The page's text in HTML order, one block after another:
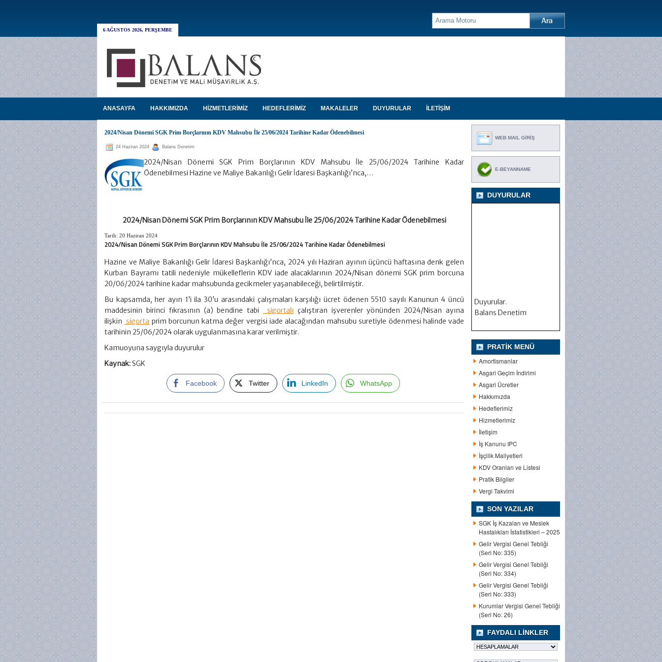
6 AĞUSTOS 2026, PERŞEMBE
ANASAYFA HAKKIMIZDA HİZMETLERİMİZ HEDEFLERİMİZ MAKALELER DUYURULAR İLETİŞİM
2024/Nisan Dönemi SGK Prim Borçlarının KDV Mahsubu İle 25/06/2024 Tarihine Kadar Ödenebilmesi
24 Haziran 2024 Balans Denetim
2024/Nisan Dönemi SGK Prim Borçlarının KDV Mahsubu İle 25/06/2024 Tarihine Kadar
Ödenebilmesi Hazine ve Maliye Bakanlığı Gelir İdaresi Başkanlığı’nca,…
2024/Nisan Dönemi SGK Prim Borçlarının KDV Mahsubu İle 25/06/2024 Tarihine Kadar Ödenebilmesi
Tarih: 20 Haziran 2024
2024/Nisan Dönemi SGK Prim Borçlarının KDV Mahsubu İle 25/06/2024 Tarihine Kadar Ödenebilmesi
Hazine ve Maliye Bakanlığı Gelir İdaresi Başkanlığı’nca, 2024 yılı Haziran ayının üçüncü haftasına denk gelen
Kurban Bayramı tatili nedeniyle mükelleflerin KDV iade alacaklarının 2024/Nisan dönemi SGK prim borcuna
20/06/2024 tarihine kadar mahsubunda gecikmeler yaşanabileceği, belirtilmiştir.
Bu kapsamda, her ayın 1’i ila 30’u arasındaki çalışmaları karşılığı ücret ödenen 5510 sayılı Kanunun 4 üncü
maddesinin birinci fıkrasının (a) bendine tabi
sigortalı çalıştıran işverenler yönünden 2024/Nisan ayına
ilişkin sigorta prim borcunun katma değer vergisi iade alacağından mahsubu suretiyle ödenmesi halinde vade
tarihinin 25/06/2024 olarak uygulanmasına karar verilmiştir.
Kamuoyuna saygıyla duyurulur
Kaynak:SGK
Facebook Twitter LinkedIn WhatsApp
WEB MAIL GİRİŞ
E-BEYANNAME
DUYURULAR
Duyurular.
Balans Denetim
PRATIK MENÜ
Amortismanlar
Asgari Geçim İndirimi
Asgari Ücretler
Hakkımızda
Hedeflerimiz
Hizmetlerimiz
İletişim
İş Kanunu IPC
İşçilik Maliyetleri
KDV Oranları ve Listesi
Pratik Bilgiler
Vergi Takvimi
SON YAZILAR
SGK İş Kazaları ve Meslek
Hastalıkları İstatistikleri – 2025
Gelir Vergisi Genel Tebliği
(Seri No: 335)
Gelir Vergisi Genel Tebliği
(Seri No: 334)
Gelir Vergisi Genel Tebliği
(Seri No: 333)
Kurumlar Vergisi Genel Tebliği
(Seri No: 26)
FAYDALI LINKLER